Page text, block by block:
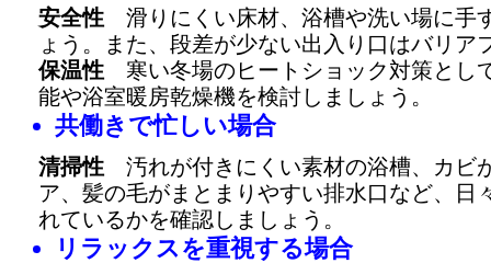
安全性 滑りにくい床材、浴槽や洗い場に手
ょう。また、段差が少ない出入り口はバリア
保温性 寒い冬場のヒートショック対策とし
能や浴室暖房乾燥機を検討しましょう。
共働きで忙しい場合
清掃性 汚れが付きにくい素材の浴槽、カビ
ア、髪の毛がまとまりやすい排水口など、日
れているかを確認しましょう。
リラックスを重視する場合